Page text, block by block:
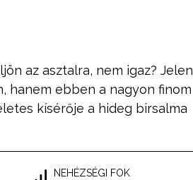
az asztalra, nem igaz? Jelen
hanem ebben a nagyon finom
kísérője a hideg birsalma
NEHÉZSÉGI FOK